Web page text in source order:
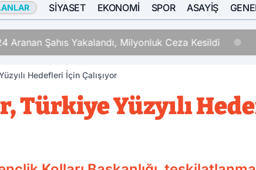
SIYASET EKONOMI SPOR ASAYIŞ
Aranan Şahıs Yakalandı, Milyonluk Ceza Kesildi
Hedefleri İçin Çalışıyor
Türkiye Yüzyılı